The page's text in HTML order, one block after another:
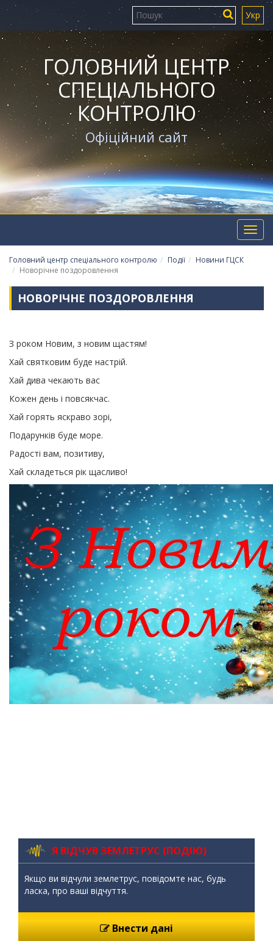
Укр
ГОЛОВНИЙ ЦЕНТР
СПЕЦІАЛЬНОГО
КОНТРОЛЮ
Офіційний сайт
Головний центр спеціального контролю Події
Новини ГЦСК
Новорічне поздоровлення
НОВОРІЧНЕ ПОЗДОРОВЛЕННЯ
З роком Новим, з новим щастям!
Хай святковим буде настрій.
Хай дива чекають вас
Кожен день і повсякчас.
Хай горять яскраво зорі,
Подарунків буде море.
Радості вам, позитиву,
Хай складеться рік щасливо!
Я ВІДЧУВ ЗЕМЛЕТРУС (ПОДІЮ)
Якщо ви відчули землетрус, повідомте нас, будь
ласка, про ваші відчуття.
Внести дані